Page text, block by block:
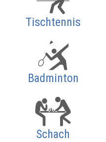
Tischtennis
Badminton
Schach